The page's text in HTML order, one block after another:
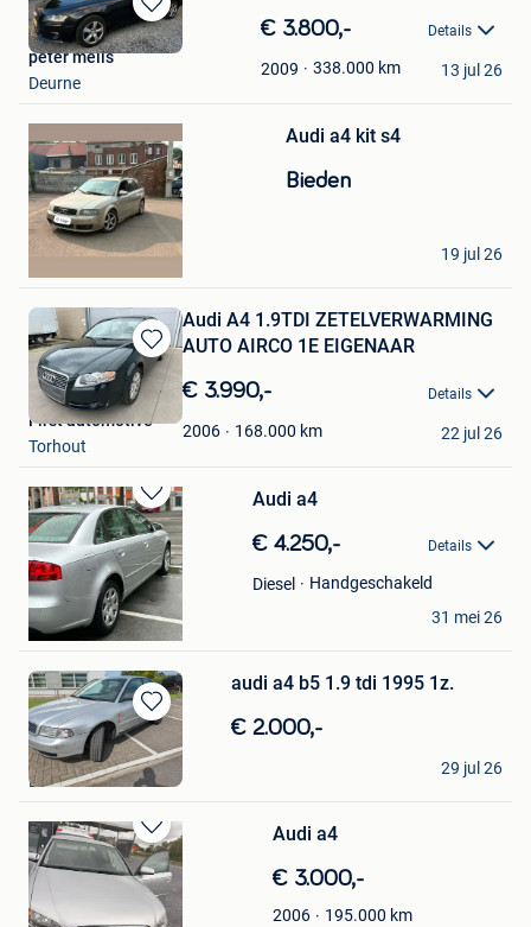
Bewaren
in
€ 3.800,- Details
2009 338.000 km
peter melis
Deurne
13 jul 26
Mijn
Favorieten
Audi a4 kit s4
Bieden
Jimmy Brunetu
19 jul 26
Bewaren
in
Mijn
Favorieten
Audi A4 1.9TDI ZETELVERWARMING
AUTO AIRCO 1E EIGENAAR
€ 3.990,- Details
2006 168.000 km
First automotive
Torhout
22 jul 26
Bewaren
in
Mijn
Favorieten
Audi a4
€ 4.250,- Details
Diesel
Handgeschakeld
sven de fraeye
Mechelen
31 mei 26
Bewaren
in
Mijn
Favorieten
audi a4 b5 1.9 tdi 1995 1z.
€ 2.000,-
Land Rover/VAG
Ellezelles
29 jul 26
Bewaren
in
Mijn
Favorieten
Audi a4
€ 3.000,-
2006 195.000 km